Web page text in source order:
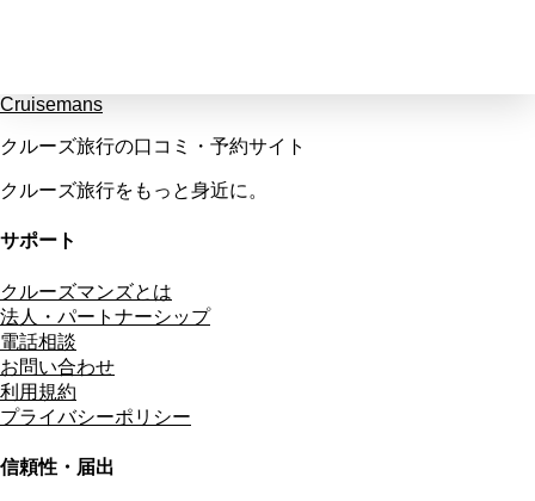
Cruisemans
クルーズ旅行の口コミ・予約サイト
クルーズ旅行をもっと身近に。
サポート
クルーズマンズとは
法人・パートナーシップ
電話相談
お問い合わせ
利用規約
プライバシーポリシー
信頼性・届出